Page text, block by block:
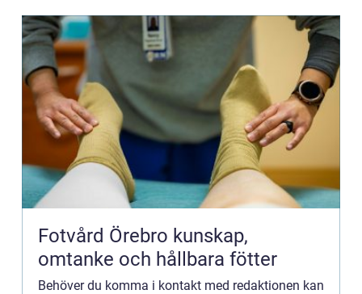
Fotvård Örebro kunskap,
omtanke och hållbara fötter
Behöver du komma i kontakt med redaktionen kan